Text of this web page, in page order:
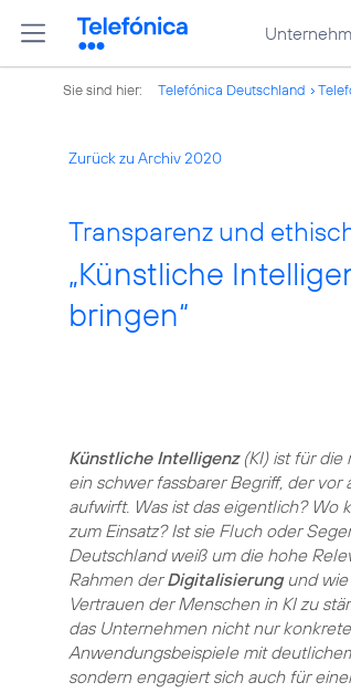
Sie sind hier: Telefónica Deutschland
Zurück zu Archiv 2020
Transparenz und
„Künstliche
bringen“
Künstliche Intelligenz (KI) ist für
ein schwer fassbarer Begriff, der vor
aufwirft. Was ist das eigentlich? Wo
zum Einsatz? Ist sie Fluch oder
Deutschland weiß um die hohe
Rahmen derDigitalisierungund wie
Vertrauen der Menschen in KI zu
das Unternehmen nicht nur konkrete
Anwendungsbeispiele mit
sondern engagiert sich auch für